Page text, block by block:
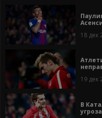
18 дек
19 дек
В